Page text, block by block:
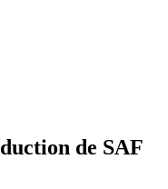
de SAF